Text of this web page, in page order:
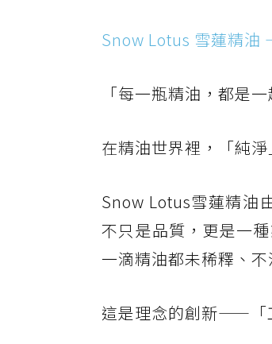
Snow Lotus 雪蓮精油
「每一瓶精油，都是
在精油世界裡，「純
Snow Lotus雪蓮精油
不只是品質，更是一
一滴精油都未稀釋、
這是理念的創新——「